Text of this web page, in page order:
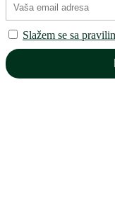
Slažem se sa